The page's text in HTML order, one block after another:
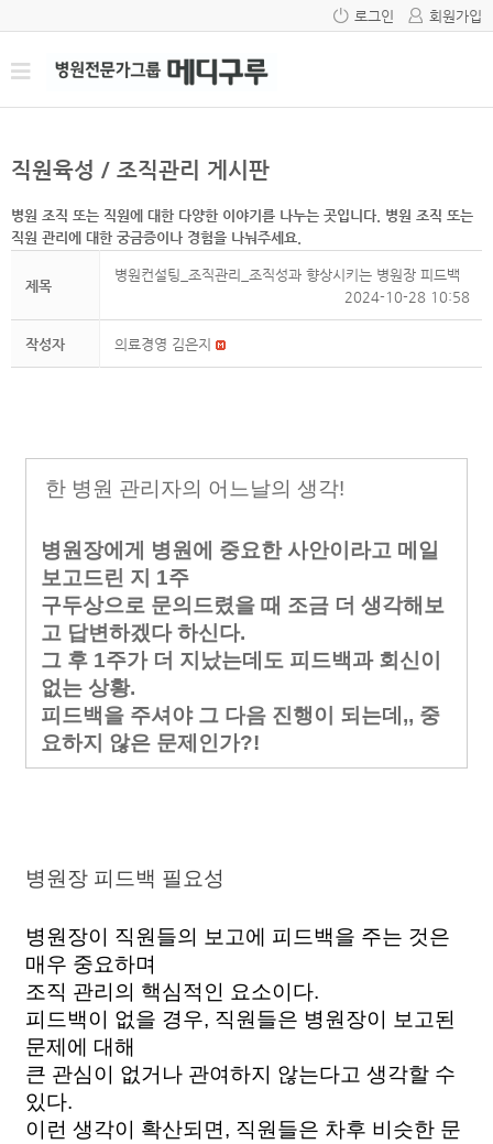
로그인 회원가입
직원육성 / 조직관리 게시판
병원 조직 또는 직원에 대한 다양한 이야기를 나누는 곳입니다. 병원 조직 또는
직원 관리에 대한 궁금증이나 경험을 나눠주세요.
제목
병원컨설팅_조직관리_조직성과 향상시키는 병원장 피드백
2024-10-28 10:58
작성자 의료경영 김은지
한 병원 관리자의 어느날의 생각!
병원장에게 병원에 중요한 사안이라고 메일
보고드린 지 1주
구두상으로 문의드렸을 때 조금 더 생각해보
고 답변하겠다 하신다.
그 후 1주가 더 지났는데도 피드백과 회신이
없는 상황.
피드백을 주셔야 그 다음 진행이 되는데,, 중
요하지 않은 문제인가?!
병원장 피드백 필요성
병원장이 직원들의 보고에 피드백을 주는 것은
매우 중요하며
조직 관리의 핵심적인 요소이다.
피드백이 없을 경우, 직원들은 병원장이 보고된
문제에 대해
큰 관심이 없거나 관여하지 않는다고 생각할 수
있다.
이런 생각이 확산되면, 직원들은 차후 비슷한 문